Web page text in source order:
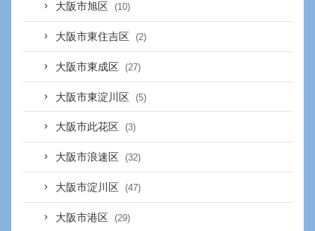
大阪市旭区 (10)
大阪市東住吉区 (2)
大阪市東成区 (27)
大阪市東淀川区 (5)
大阪市此花区 (3)
大阪市浪速区 (32)
大阪市淀川区 (47)
大阪市港区 (29)